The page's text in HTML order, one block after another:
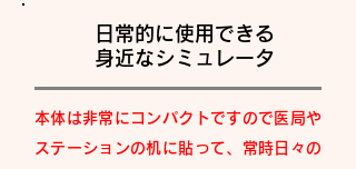
日常的に使用できる
身近なシミュレータ
本体は非常にコンパクトですので医局や
ステーションの机に貼って、常時日々の